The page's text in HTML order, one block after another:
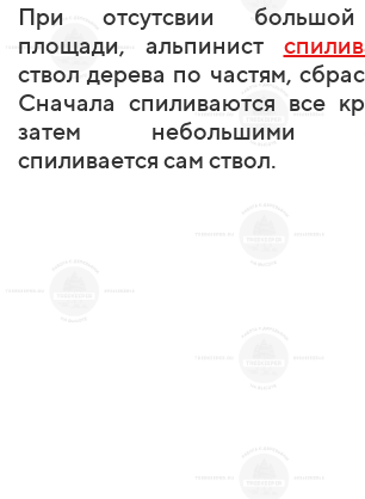
При отсутсвии большой
площади, альпинист
ствол дерева по частям,
Сначала спиливаются все
затем небольшими
спиливается сам ствол.